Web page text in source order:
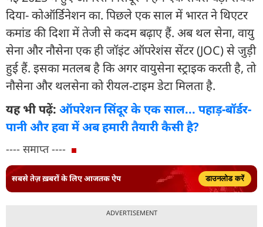
दिया- कोऑर्डिनेशन का. पिछले एक साल में भारत ने थिएटर
कमांड की दिशा में तेजी से कदम बढ़ाए हैं. अब थल सेना, वायु
सेना और नौसेना एक ही जॉइंट ऑपरेशंस सेंटर (JOC) से जुड़ी
हुई हैं. इसका मतलब है कि अगर वायुसेना स्ट्राइक करती है, तो
नौसेना और थलसेना को रीयल-टाइम डेटा मिलता है.
यह भी पढ़ें: ऑपरेशन सिंदूर के एक साल... पहाड़-बॉर्डर-
पानी और हवा में अब हमारी तैयारी कैसी है?
---- समाप्त ----
सबसे तेज़ ख़बरों के लिए आजतक ऐप डाउनलोड करें
ADVERTISEMENT